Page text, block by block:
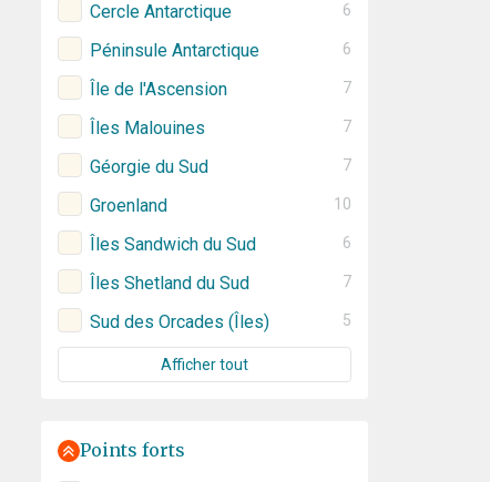
Cercle Antarctique 6
Péninsule Antarctique 6
Île de l'Ascension 7
Îles Malouines 7
Géorgie du Sud 7
Groenland 10
Îles Sandwich du Sud 6
Îles Shetland du Sud 7
Sud des Orcades (Îles) 5
Afficher tout
Points forts